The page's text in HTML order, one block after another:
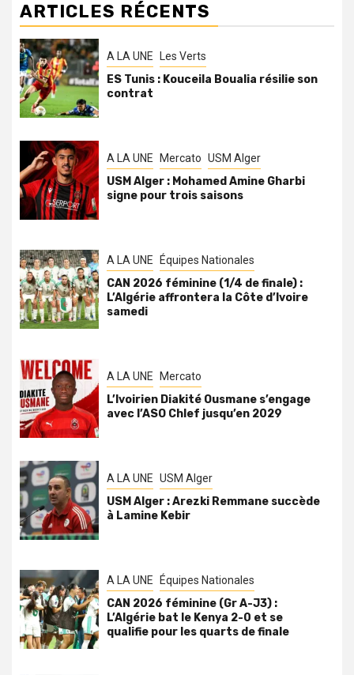
ARTICLES RÉCENTS
A LA UNE Les Verts
ES Tunis : Kouceila Boualia résilie son
contrat
A LA UNE Mercato USM Alger
USM Alger : Mohamed Amine Gharbi
signe pour trois saisons
A LA UNE Équipes Nationales
CAN 2026 féminine (1/4 de finale) :
L’Algérie affrontera la Côte d’Ivoire
samedi
A LA UNE Mercato
L’Ivoirien Diakité Ousmane s’engage
avec l’ASO Chlef jusqu’en 2029
A LA UNE USM Alger
USM Alger : Arezki Remmane succède
à Lamine Kebir
A LA UNE Équipes Nationales
CAN 2026 féminine (Gr A-J3) :
L’Algérie bat le Kenya 2-0 et se
qualifie pour les quarts de finale